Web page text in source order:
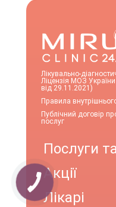
Лікувально-
Ліцензія МОЗ
від 29.11.2021)
Правила
Публічний договір
послуг
Послуги
Акції
Лікарі